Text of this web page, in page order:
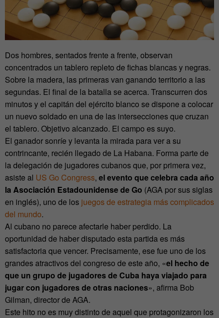
Dos hombres, sentados frente a frente, observan
concentrados un tablero repleto de fichas blancas y negras.
Sobre la madera, las primeras van ganando territorio a las
segundas. El final de la batalla se acerca. Transcurren dos
minutos y el capitán del ejército blanco se dispone a colocar
un nuevo soldado en una de las intersecciones que cruzan
el tablero. Objetivo alcanzado. El campo es suyo.
El ganador sonríe y levanta la mirada para ver a su
contrincante, recién llegado de La Habana. Forma parte de
la delegación de jugadores cubanos que, por primera vez,
asiste al US Go Congress, el evento que celebra cada año
la Asociación Estadounidense de Go (AGA por sus siglas
en inglés), uno de los juegos de estrategia más complicados
del mundo.
Al cubano no parece afectarle haber perdido. La
oportunidad de haber disputado esta partida es más
satisfactoria que vencer. Precisamente, ese fue uno de los
grandes atractivos del congreso de este año, «el hecho de
que un grupo de jugadores de Cuba haya viajado para
jugar con jugadores de otras naciones», afirma Bob
Gilman, director de AGA.
Este hito no es muy distinto de aquel que protagonizaron los